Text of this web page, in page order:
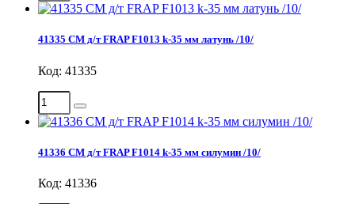
41335 СМ д/т FRAP F1013 k-35 мм латунь /10/
Код: 41335
41336 СМ д/т FRAP F1014 k-35 мм силумин /10/
Код: 41336